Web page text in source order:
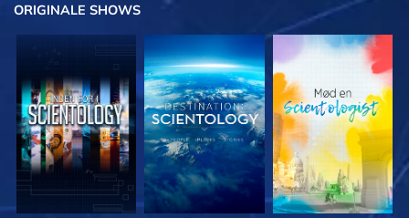
ORIGINALE SHOWS